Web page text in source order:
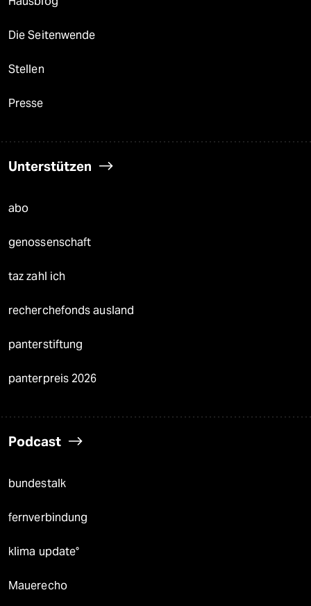
Die Seitenwende
Stellen
Presse
Unterstützen
abo
genossenschaft
taz zahl ich
recherchefonds ausland
panterstiftung
panterpreis 2026
Podcast
bundestalk
fernverbindung
klima update°
Mauerecho